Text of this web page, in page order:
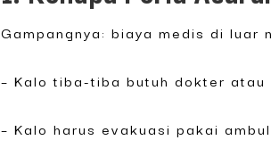
Gampangnya: biaya medis di luar
– Kalo tiba-tiba butuh dokter atau
– Kalo harus evakuasi pakai